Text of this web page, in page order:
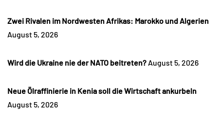
Zwei Rivalen im Nordwesten Afrikas: Marokko und Algerien
August 5, 2026
Wird die Ukraine nie der NATO beitreten? August 5, 2026
Neue Ölraffinierie in Kenia soll die Wirtschaft ankurbeln
August 5, 2026